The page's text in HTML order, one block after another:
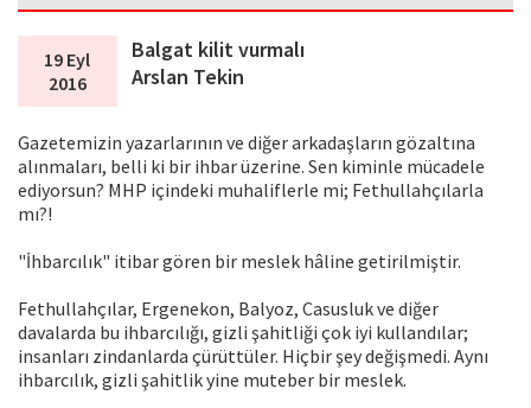
19 Eyl
2016
Balgat kilit vurmalı
Arslan Tekin
Gazetemizin yazarlarının ve diğer arkadaşların gözaltına
alınmaları, belli ki bir ihbar üzerine. Sen kiminle mücadele
ediyorsun? MHP içindeki muhaliflerle mi; Fethullahçılarla
mı?!
"İhbarcılık" itibar gören bir meslek hâline getirilmiştir.
Fethullahçılar, Ergenekon, Balyoz, Casusluk ve diğer
davalarda bu ihbarcılığı, gizli şahitliği çok iyi kullandılar;
insanları zindanlarda çürüttüler. Hiçbir şey değişmedi. Aynı
ihbarcılık, gizli şahitlik yine muteber bir meslek.